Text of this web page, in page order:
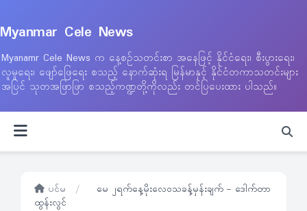
Myanmar Cele News
Myanamr Cele News က နေ့စဉ်သတင်းစာ အနေဖြင့် နိုင်ငံရေး၊ စီးပွားရေး၊
လူမှုရေး၊ ဖျော်ဖြေရေး စသည့် နောက်ဆုံးရ မြန်မာနှင့် နိုင်ငံတကာသတင်းများ
အပြင် သုတအဖြာဖြာ စသည့်ကဏ္ဍတို့ကိုလည်း တင်ပြပေးထား ပါသည်။
ပင်မ /
မေ ၂ရက်နေ့မိုးလေဝသခန့်မှန်းချက် – ဒေါက်တာ
ထွန်းလွင်